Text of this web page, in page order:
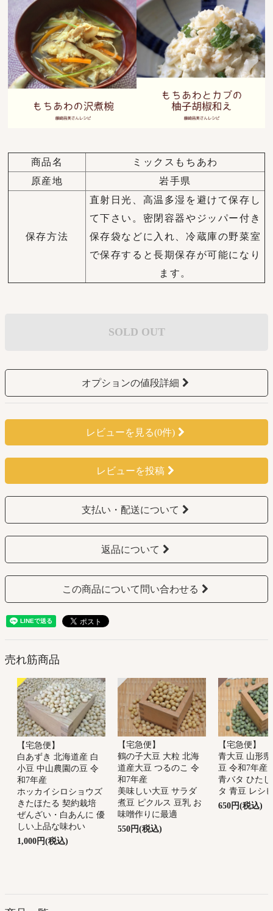
商品名
ミックスもちあわ
原産地
岩手県
保存方法
直射日光、高温多湿を避けて保存し
て下さい。密閉容器やジッパー付き
保存袋などに入れ、冷蔵庫の野菜室
で保存すると長期保存が可能になり
ます。
SOLD OUT
オプションの値段詳細
レビューを見る(0件)
レビューを投稿
支払い・配送について
返品について
この商品について問い合わせる
売れ筋商品
【宅急便】
白あずき 北海道産 白
小豆 中山農園の豆 令
和7年産
ホッカイシロショウズ
きたほたる 契約栽培
ぜんざい・白あんに 優
しい上品な味わい
1,000円(税込)
【宅急便】
鶴の子大豆 大粒 北海
道産大豆 つるのこ 令
和7年産
美味しい大豆 サラダ
煮豆 ピクルス 豆乳 お
味噌作りに最適
550円(税込)
【宅急便】
青大豆 山形
豆 令和7年産
青バタ ひた
タ 青豆 レシ
650円(税込)